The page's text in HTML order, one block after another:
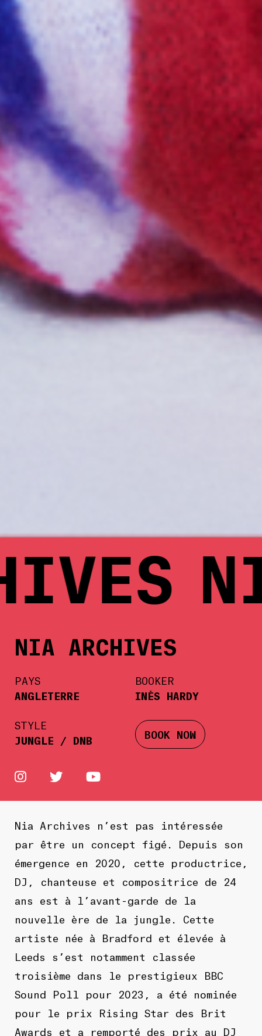
NIA
NIA ARCHIVES
PAYS
ANGLETERRE
STYLE
JUNGLE / DNB
BOOKER
INÈS HARDY
BOOK NOW
Nia Archives n’est pas intéressée
par être un concept figé. Depuis son
émergence en 2020, cette productrice,
DJ, chanteuse et compositrice de 24
ans est à l’avant-garde de la
nouvelle ère de la jungle. Cette
artiste née à Bradford et élevée à
Leeds s’est notamment classée
troisième dans le prestigieux BBC
Sound Poll pour 2023, a été nominée
pour le prix Rising Star des Brit
Awards et a remporté des prix au DJ